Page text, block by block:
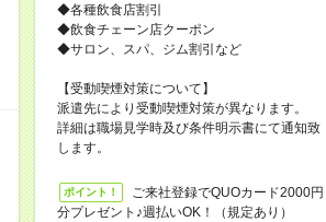
◆各種飲食店割引
◆飲食チェーン店クーポン
◆サロン、スパ、ジム割引など
【受動喫煙対策について】
派遣先により受動喫煙対策が異なります。
詳細は職場見学時及び条件明示書にて通知致
します。
ポイント！
ご来社登録でQUOカード2000円
分プレゼント♪週払いOK！（規定あり）